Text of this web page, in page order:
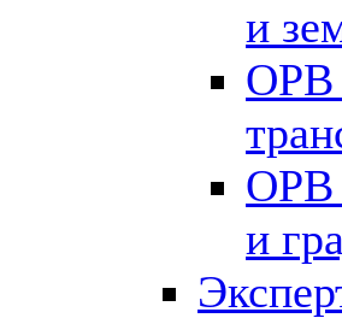
и
ОРВ
ОРВ
и